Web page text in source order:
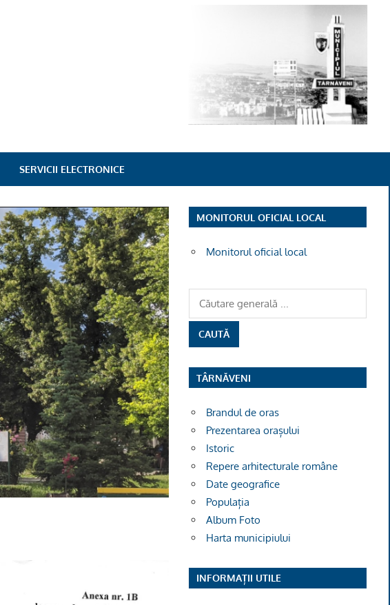
SERVICII ELECTRONICE
MONITORUL OFICIAL LOCAL
Monitorul oficial local
TÂRNĂVENI
Brandul de oras
Prezentarea orașului
Istoric
Repere arhitecturale române
Date geografice
Populația
Album Foto
Harta municipiului
INFORMAȚII UTILE